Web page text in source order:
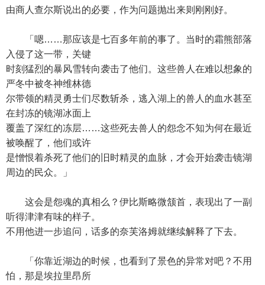
由商人查尔斯说出的必要，作为问题抛出来则刚刚好。
「嗯……那应该是七百多年前的事了。当时的霜熊部落
入侵了这一带，关键
时刻猛烈的暴风雪转向袭击了他们。这些兽人在难以想象的
严冬中被冬神维林德
尔带领的精灵勇士们尽数斩杀，逃入湖上的兽人的血水甚至
在封冻的镜湖冰面上
覆盖了深红的冻层……这些死去兽人的怨念不知为何在最近
被唤醒了，他们或许
是憎恨着杀死了他们的旧时精灵的血脉，才会开始袭击镜湖
周边的民众。」
这会是怨魂的真相么？伊比斯略微颔首，表现出了一副
听得津津有味的样子。
不用他进一步追问，话多的奈芙洛姆就继续解释了下去。
「你靠近湖边的时候，也看到了景色的异常对吧？不用
怕，那是埃拉里昂所